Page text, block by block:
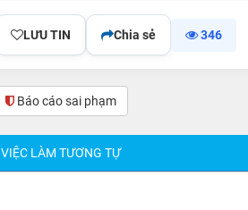
LƯU TIN Chia sẻ 346
Báo cáo sai phạm(0)
VIỆC LÀM TƯƠNG TỰ